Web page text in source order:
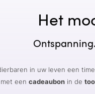
Het
in uw leven een
een cadeaubon in de